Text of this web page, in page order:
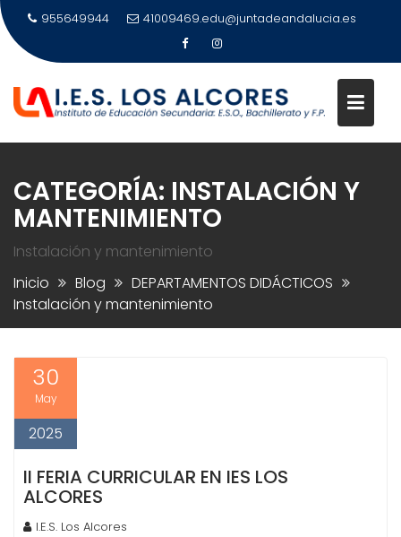
Saltar
al
contenido
955649944 41009469.edu@juntadeandalucia.es
CATEGORÍA: INSTALACIÓN Y
MANTENIMIENTO
Instalación y mantenimiento
Inicio
Blog
DEPARTAMENTOS DIDÁCTICOS
Instalación y mantenimiento
30
May
2025
II FERIA CURRICULAR EN IES LOS
ALCORES
I.E.S. Los Alcores